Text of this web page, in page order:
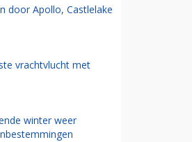
door Apollo, Castlelake
vrachtvlucht met
winter weer